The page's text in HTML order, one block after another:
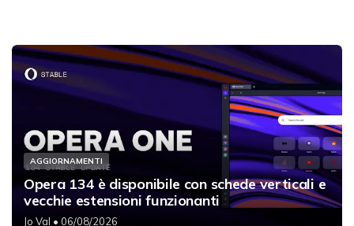
AGGIORNAMENTI
Opera 134 è disponibile con schede verticali e
vecchie estensioni funzionanti
Jo Val • 06/08/2026